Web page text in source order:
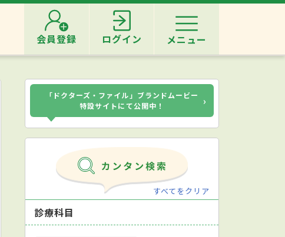
会員登録 ログイン メニュー
「ドクターズ・ファイル」ブランドムービー
特設サイトにて公開中！
›
すべてをクリア
診療科目